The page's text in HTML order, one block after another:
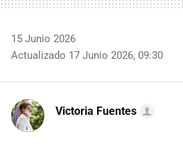
15 Junio 2026
Actualizado 17 Junio 2026, 09:30
Victoria Fuentes